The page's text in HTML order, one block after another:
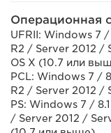
Операционная
UFRII: Windows 7
R2 / Server 2012 /
OS X (10.7 или
PCL: Windows 7 /
R2 / Server 2012 /
PS: Windows 7 /
/ Server 2012 /